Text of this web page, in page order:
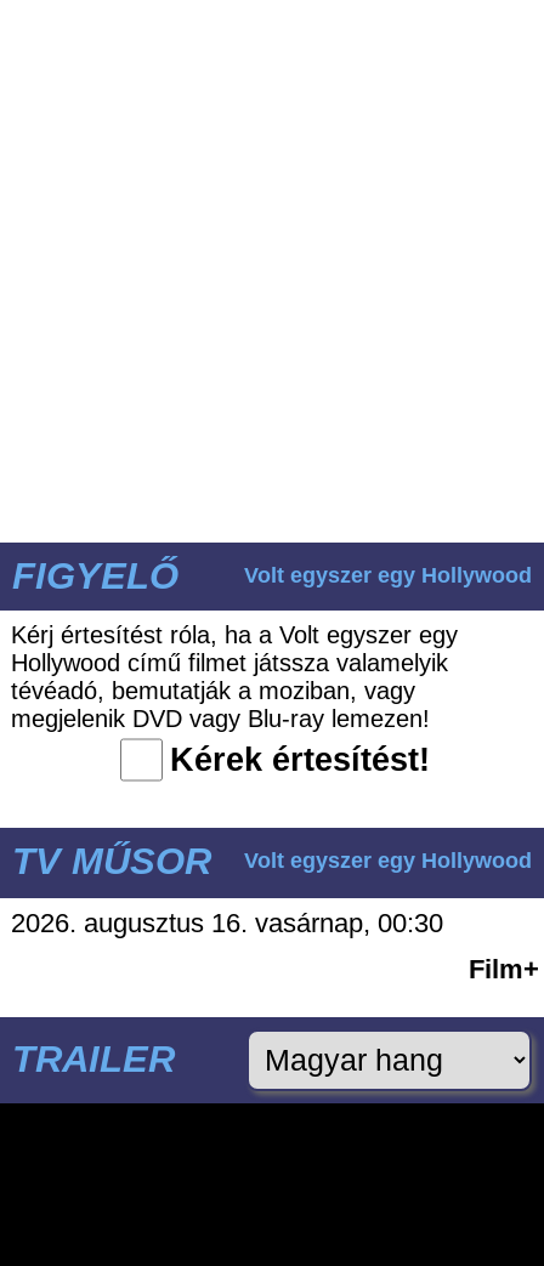
FIGYELŐ Volt egyszer egy Hollywood
Kérj értesítést róla, ha a Volt egyszer egy
Hollywood című filmet játssza valamelyik
tévéadó, bemutatják a moziban, vagy
megjelenik DVD vagy Blu-ray lemezen!
Kérek értesítést!
TV MŰSOR Volt egyszer egy Hollywood
2026. augusztus 16. vasárnap, 00:30
Film+
TRAILER